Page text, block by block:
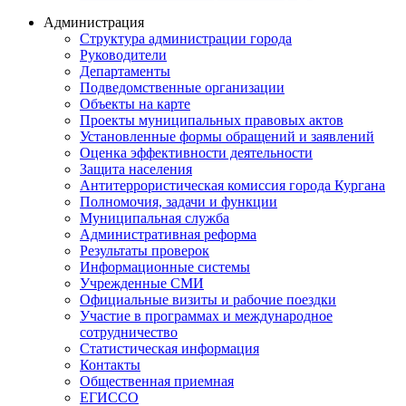
Администрация
Структура администрации города
Руководители
Департаменты
Подведомственные организации
Объекты на карте
Проекты муниципальных правовых актов
Установленные формы обращений и заявлений
Оценка эффективности деятельности
Защита населения
Антитеррористическая комиссия города Кургана
Полномочия, задачи и функции
Муниципальная служба
Административная реформа
Результаты проверок
Информационные системы
Учрежденные СМИ
Официальные визиты и рабочие поездки
Участие в программах и международное
сотрудничество
Статистическая информация
Контакты
Общественная приемная
ЕГИССО